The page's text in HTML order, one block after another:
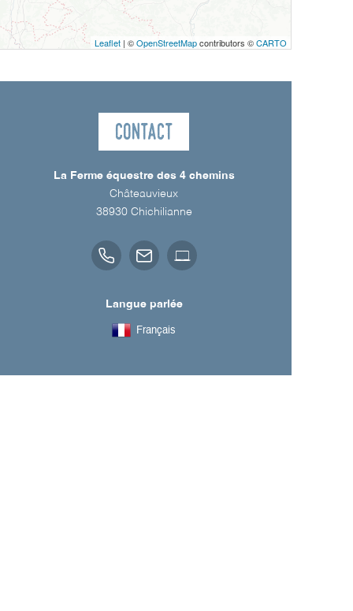
Leaflet | ©OpenStreetMapcontributors ©CARTO
Contact
La Ferme équestre des 4 chemins
Châteauvieux
38930 Chichilianne
Langue parlée
Français